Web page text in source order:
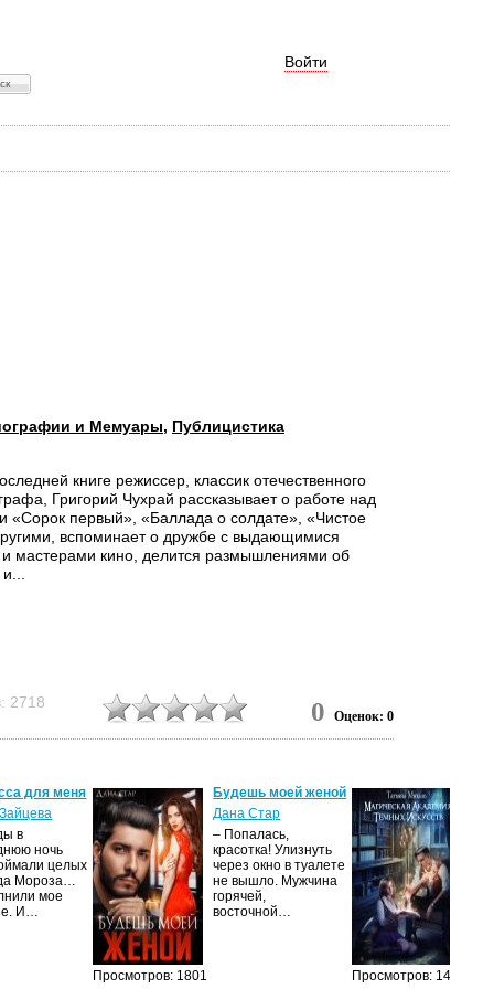
Войти
и Мемуары, Публицистика
книге режиссер, классик отечественного
Григорий Чухрай рассказывает о работе над
«Сорок первый», «Баллада о солдате», «Чистое
вспоминает о дружбе с выдающимися
и мастерами кино, делится размышлениями об
2718 0 Оценок: 0
для меня
в
ночь
целых
Мороза…
мое
И…
Просмотров: 1801
Будешь моей женой
Дана Стар
– Попалась,
красотка! Улизнуть
через окно в туалете
не вышло. Мужчина
горячей,
восточной…
Просмотров: 1464